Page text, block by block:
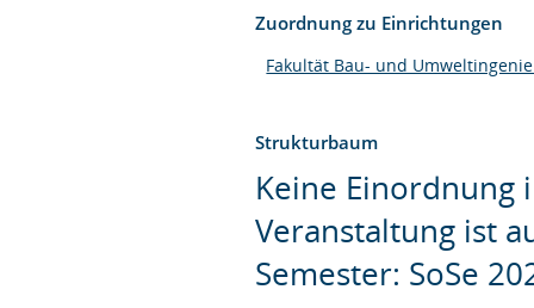
Zuordnung zu Einrichtungen
Fakultät Bau- und
Strukturbaum
Keine Einordnung
Veranstaltung ist
Semester: SoSe